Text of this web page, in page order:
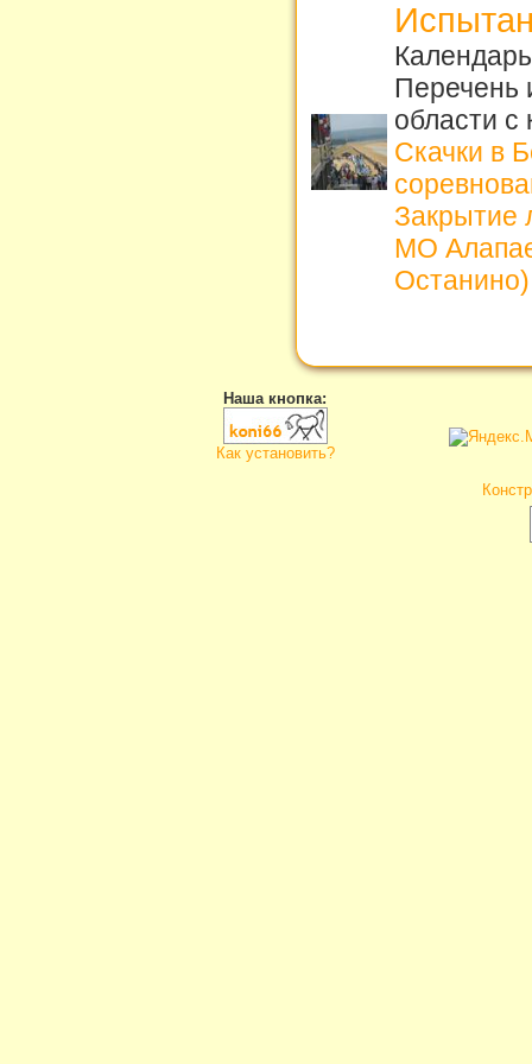
Перечень
области с
Скачки в
Закрытие
МО
Останино)
Наша кнопка:
Как установить?